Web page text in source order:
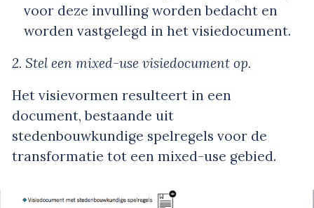
voor deze invulling worden bedacht en
worden vastgelegd in het visiedocument.
2. Stel een mixed-use visiedocument op.
Het visievormen resulteert in een
document, bestaande uit
stedenbouwkundige spelregels voor de
transformatie tot een mixed-use gebied.